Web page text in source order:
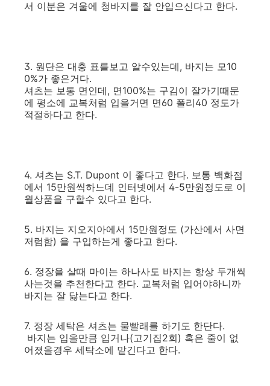
서 이분은 겨울에 청바지를 잘 안입으신다고 한다.
3. 원단은 대충 표를보고 알수있는데, 바지는 모10
0%가 좋은거다.
셔츠는 보통 면인데, 면100%는 구김이 잘가기때문
에 평소에 교복처럼 입을거면 면60 폴리40 정도가
적절하다고 한다.
4. 셔츠는 S.T. Dupont 이 좋다고 한다. 보통 백화점
에서 15만원씩하느데 인터넷에서 4-5만원정도로 이
월상품을 구할수 있다고 한다.
5. 바지는 지오지아에서 15만원정도 (가산에서 사면
저럼함) 을 구입하는게 좋다고 한다.
6. 정장을 살때 마이는 하나사도 바지는 항상 두개씩
사는것을 추천한다고 한다. 교복처럼 입어야하니까
바지는 잘 닳는다고 한다.
7. 정장 세탁은 셔츠는 물빨래를 하기도 한단다.
바지는 입을만큼 입거나(고기집2회) 혹은 줄이 없
어졌을경우 세탁소에 맡긴다고 한다.